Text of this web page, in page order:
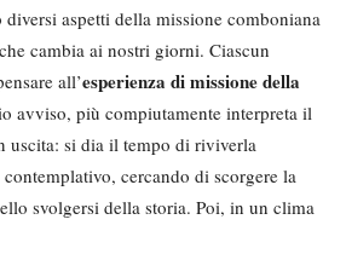
aspetti della missione comboniana
cambia ai nostri giorni. Ciascun
all’esperienza di missionedella
avviso, più compiutamente interpreta il
uscita: si dia il tempo di riviverla
cercando di scorgere la
svolgersi della storia. Poi, in un clima